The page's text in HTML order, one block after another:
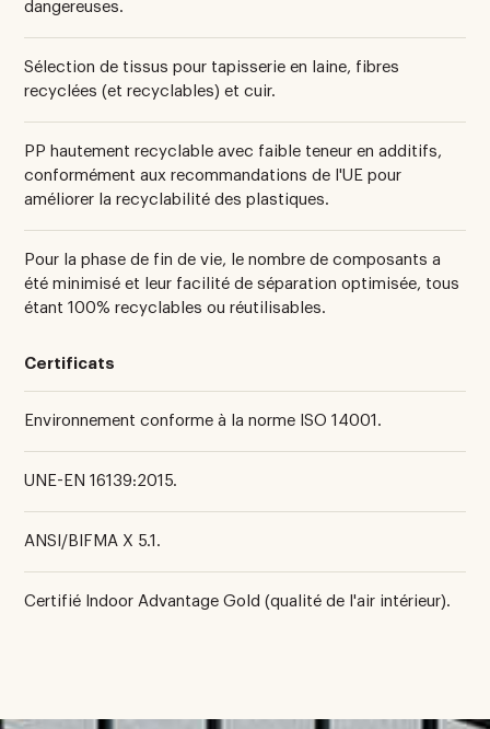
dangereuses.
Sélection de tissus pour tapisserie en laine, fibres
recyclées (et recyclables) et cuir.
PP hautement recyclable avec faible teneur en additifs,
conformément aux recommandations de l'UE pour
améliorer la recyclabilité des plastiques.
Pour la phase de fin de vie, le nombre de composants a
été minimisé et leur facilité de séparation optimisée, tous
étant 100% recyclables ou réutilisables.
Certificats
Environnement conforme à la norme ISO 14001.
UNE-EN 16139:2015.
ANSI/BIFMA X 5.1.
Certifié Indoor Advantage Gold (qualité de l'air intérieur).